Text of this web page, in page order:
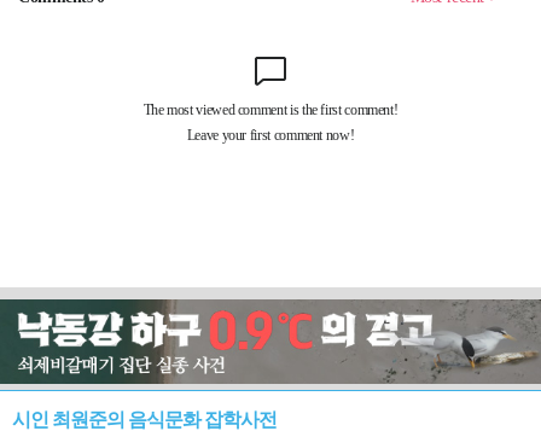
시인 최원준의 음식문화 잡학사전